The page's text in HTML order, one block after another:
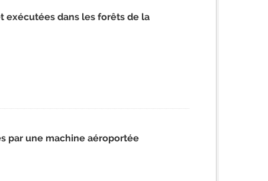
exécutées dans les forêts de la
par une machine aéroportée